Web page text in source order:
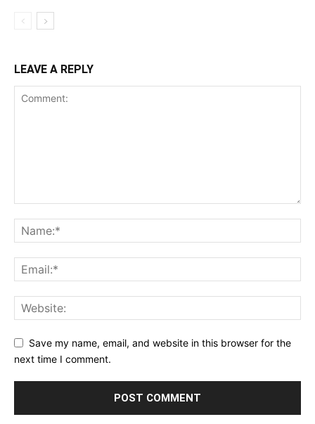
LEAVE A REPLY
Save my name, email, and website in this browser for the
next time I comment.